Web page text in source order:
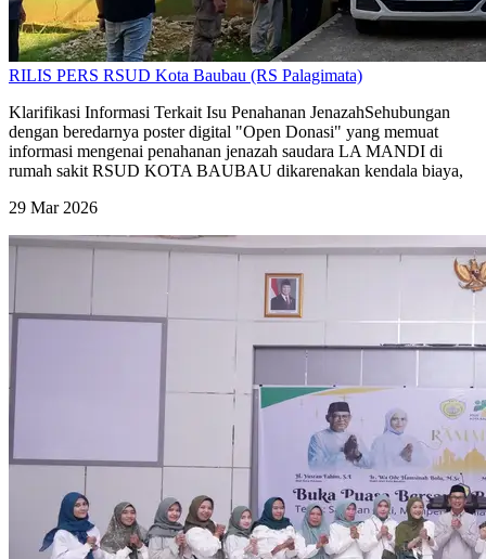
RILIS PERS RSUD Kota Baubau (RS Palagimata)
Klarifikasi Informasi Terkait Isu Penahanan JenazahSehubungan
dengan beredarnya poster digital "Open Donasi" yang memuat
informasi mengenai penahanan jenazah saudara LA MANDI di
rumah sakit RSUD KOTA BAUBAU dikarenakan kendala biaya,
29 Mar 2026